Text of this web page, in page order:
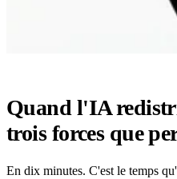
Quand l'IA
trois forces que
En dix minutes. C'est le temps